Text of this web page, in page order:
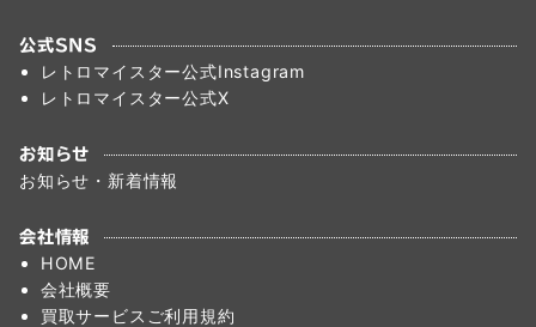
公式SNS
レトロマイスター公式Instagram
レトロマイスター公式X
お知らせ
お知らせ・新着情報
会社情報
HOME
会社概要
買取サービスご利用規約